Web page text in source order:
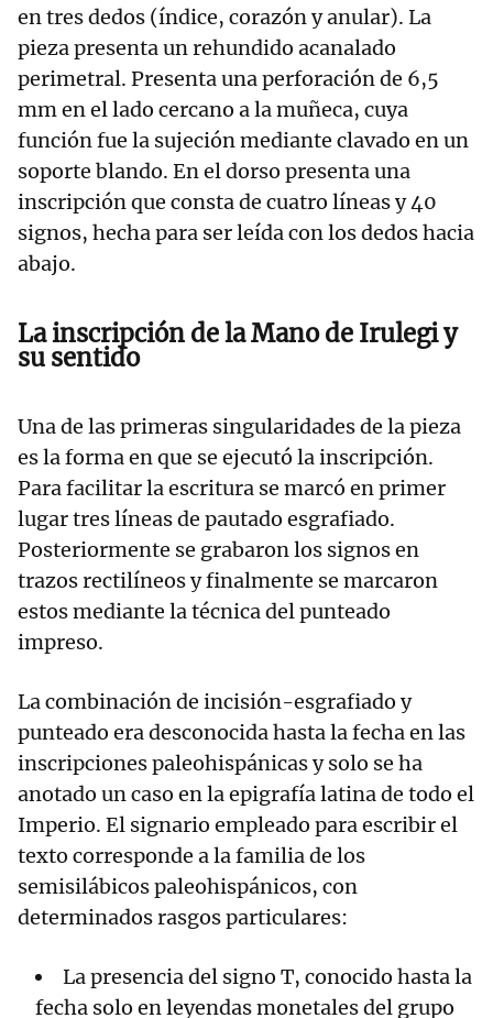
en tres dedos (índice, corazón y anular). La
pieza presenta un rehundido acanalado
perimetral. Presenta una perforación de 6,5
mm en el lado cercano a la muñeca, cuya
función fue la sujeción mediante clavado en un
soporte blando. En el dorso presenta una
inscripción que consta de cuatro líneas y 40
signos, hecha para ser leída con los dedos hacia
abajo.
La inscripción de la Mano de Irulegi y
su sentido
Una de las primeras singularidades de la pieza
es la forma en que se ejecutó la inscripción.
Para facilitar la escritura se marcó en primer
lugar tres líneas de pautado esgrafiado.
Posteriormente se grabaron los signos en
trazos rectilíneos y finalmente se marcaron
estos mediante la técnica del punteado
impreso.
La combinación de incisión-esgrafiado y
punteado era desconocida hasta la fecha en las
inscripciones paleohispánicas y solo se ha
anotado un caso en la epigrafía latina de todo el
Imperio. El signario empleado para escribir el
texto corresponde a la familia de los
semisilábicos paleohispánicos, con
determinados rasgos particulares:
La presencia del signo T, conocido hasta la
fecha solo en leyendas monetales del grupo